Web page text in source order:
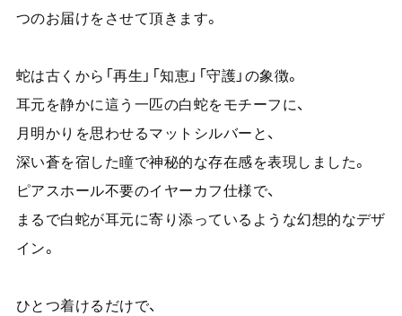
つのお届けをさせて頂きます。
蛇は古くから「再生」「知恵」「守護」の象徴。
耳元を静かに這う一匹の白蛇をモチーフに、
月明かりを思わせるマットシルバーと、
深い蒼を宿した瞳で神秘的な存在感を表現しました。
ピアスホール不要のイヤーカフ仕様で、
まるで白蛇が耳元に寄り添っているような幻想的なデザ
イン。
ひとつ着けるだけで、